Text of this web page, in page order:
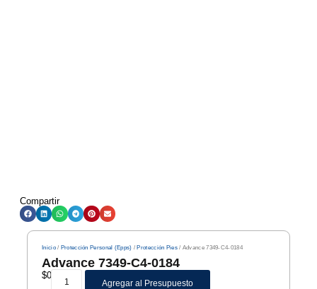
Compartir
Inicio/ Protección Personal (Epps) /Protección Pies/ Advance 7349-C4-0184
Advance 7349-C4-0184
$0
Agregar al Presupuesto